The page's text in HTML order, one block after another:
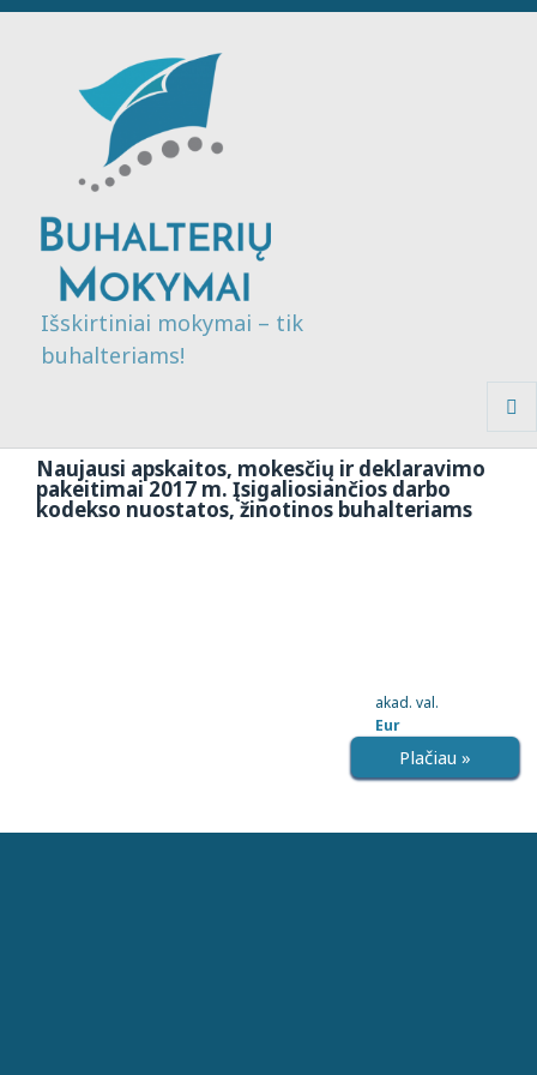
Išskirtiniai mokymai – tik
buhalteriams!
Naujausi apskaitos, mokesčių ir deklaravimo
pakeitimai 2017 m. Įsigaliosiančios darbo
kodekso nuostatos, žinotinos buhalteriams
akad. val.
Eur
Plačiau »